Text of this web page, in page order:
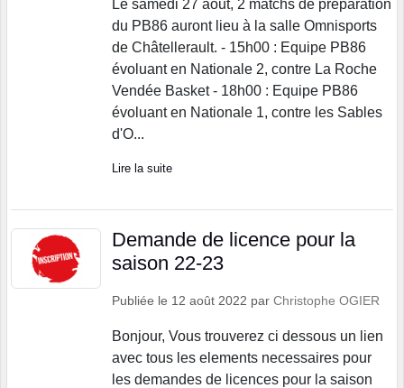
Le samedi 27 aout, 2 matchs de préparation
du PB86 auront lieu à la salle Omnisports
de Châtellerault. - 15h00 : Equipe PB86
évoluant en Nationale 2, contre La Roche
Vendée Basket - 18h00 : Equipe PB86
évoluant en Nationale 1, contre les Sables
d'O...
Lire la suite
Demande de licence pour la
saison 22-23
Publiée le 12 août 2022 par Christophe OGIER
Bonjour, Vous trouverez ci dessous un lien
avec tous les elements necessaires pour
les demandes de licences pour la saison